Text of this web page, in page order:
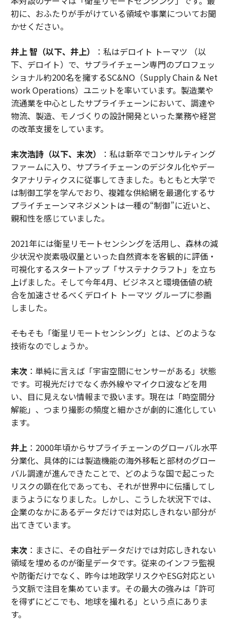
初に、おふたりが手がけている領域や事業についてお聞
かせください。
井上 智（以下、井上）
：私はデロイト トーマツ （以
下、デロイト）で、サプライチェーン専門のプロフェッ
ショナル約200名を擁するSC&NO（Supply Chain & Net
work Operations）ユニットを率いています。製造業や
流通業を中心としたサプライチェーンにおいて、調達や
物流、製造、モノづくりの設計開発といった業務や経営
の改革支援をしています。
末次浩詩（以下、末次）
：私は新卒でコンサルティング
ファームに入り、サプライチェーンのデジタル化やデー
タアナリティクスに従事してきました。もともと大学で
は制御工学を学んでおり、複雑な供給網を最適化するサ
プライチェーンマネジメントは一種の“制御”に近いと、
親和性を感じていました。
2021年には衛星リモートセンシングを活用し、森林の減
少状況や炭素吸収量といった自然資本を客観的に評価・
可視化するスタートアップ「サステナクラフト」を立ち
上げました。そして今年4月、ビジネスと環境価値の統
合を加速させるべくデロイト トーマツ グループに参画
しました。
――そもそも「衛星リモートセンシング」とは、どのような
技術なのでしょうか。
末次：単純に言えば「宇宙空間にセンサーがある」状態
です。可視光だけでなく赤外線やマイクロ波などを用
い、目に見えない情報まで扱います。現在は「時空間分
解能」、つまり撮影の頻度と細かさが劇的に進化してい
ます。
井上 ：2000年頃からサプライチェーンのグローバル水平
分業化、具体的には製造機能の海外移転と部材のグロー
バル調達が進んできたことで、どのような国で起こった
リスクの顕在化であっても、それが世界中に伝播してし
まうようになりました。しかし、こうした状況下では、
企業のなかにあるデータだけでは対応しきれない部分が
出てきています。
末次：まさに、その自社データだけでは対応しきれない
領域を埋めるのが衛星データです。従来のインフラ監視
や防衛だけでなく、昨今は地政学リスクやESG対応とい
う文脈で注目を集めています。その最大の強みは「許可
を得ずにどこでも、地球を撮れる」という点にありま
す。